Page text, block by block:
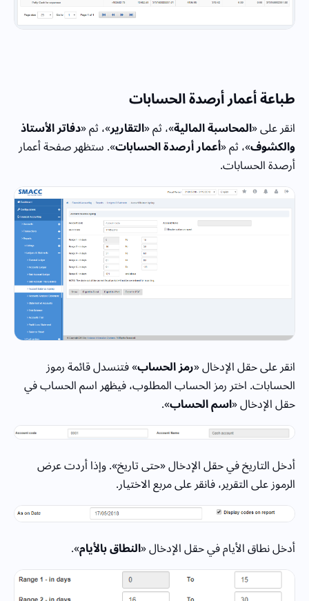
طباعة أعمار أرصدة الحسابات
انقر على «المحاسبة المالية»، ثم «التقارير»، ثم «دفاتر الأستاذ
والكشوف»، ثم «أعمار أرصدة الحسابات». ستظهر صفحة أعمار
أرصدة الحسابات.
انقر على حقل الإدخال «رمز الحساب» فتنسدل قائمة رموز
الحسابات. اختر رمز الحساب المطلوب، فيظهر اسم الحساب في
حقل الإدخال «اسم الحساب».
أدخل التاريخ في حقل الإدخال «حتى تاريخ». وإذا أردت عرض
الرموز على التقرير، فانقر على مربع الاختيار.
أدخل نطاق الأيام في حقل الإدخال «النطاق بالأيام».